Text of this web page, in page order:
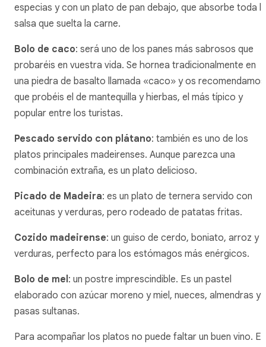
especias y con un plato de pan debajo, que absorbe toda la
salsa que suelta la carne.
Bolo de caco: será uno de los panes más sabrosos que
probaréis en vuestra vida. Se hornea tradicionalmente en
una piedra de basalto llamada «caco» y os recomendamos
que probéis el de mantequilla y hierbas, el más típico y
popular entre los turistas.
Pescado servido con plátano: también es uno de los
platos principales madeirenses. Aunque parezca una
combinación extraña, es un plato delicioso.
Picado de Madeira: es un plato de ternera servido con
aceitunas y verduras, pero rodeado de patatas fritas.
Cozido madeirense: un guiso de cerdo, boniato, arroz y
verduras, perfecto para los estómagos más enérgicos.
Bolo de mel : un postre imprescindible. Es un pastel
elaborado con azúcar moreno y miel, nueces, almendras y
pasas sultanas.
Para acompañar los platos no puede faltar un buen vino. En